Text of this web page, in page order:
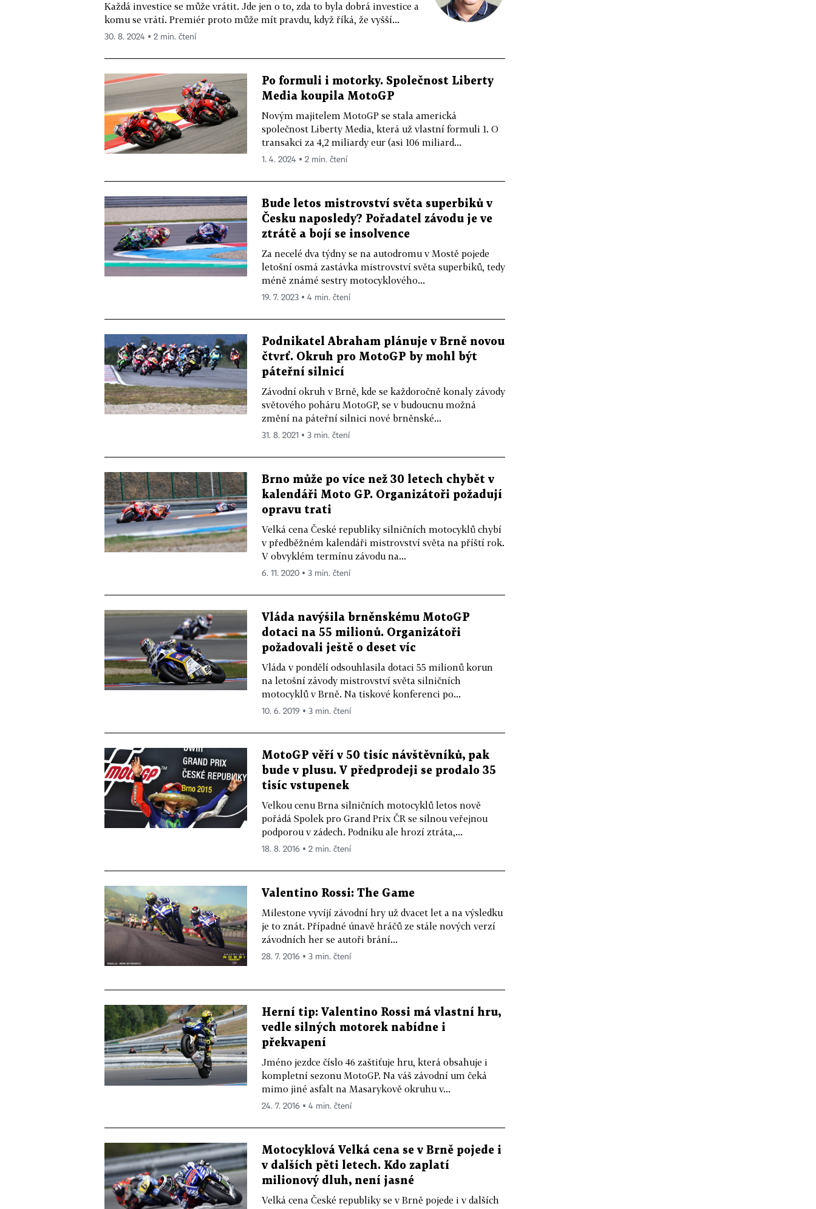
Každá investice se může vrátit. Jde jen o to, zda to byla dobrá investice a
komu se vrátí. Premiér proto může mít pravdu, když říká, že vyšší...
30. 8. 2024 ▪ 2 min. čtení
Po formuli i motorky. Společnost Liberty
Media koupila MotoGP
Novým majitelem MotoGP se stala americká
společnost Liberty Media, která už vlastní formuli 1. O
transakci za 4,2 miliardy eur (asi 106 miliard...
1. 4. 2024 ▪ 2 min. čtení
Bude letos mistrovství světa superbiků v
Česku naposledy? Pořadatel závodu je ve
ztrátě a bojí se insolvence
Za necelé dva týdny se na autodromu v Mostě pojede
letošní osmá zastávka mistrovství světa superbiků, tedy
méně známé sestry motocyklového...
19. 7. 2023 ▪ 4 min. čtení
Podnikatel Abraham plánuje v Brně novou
čtvrť. Okruh pro MotoGP by mohl být
páteřní silnicí
Závodní okruh v Brně, kde se každoročně konaly závody
světového poháru MotoGP, se v budoucnu možná
změní na páteřní silnici nové brněnské...
31. 8. 2021 ▪ 3 min. čtení
Brno může po více než 30 letech chybět v
kalendáři Moto GP. Organizátoři požadují
opravu trati
Velká cena České republiky silničních motocyklů chybí
v předběžném kalendáři mistrovství světa na příští rok.
V obvyklém termínu závodu na...
6. 11. 2020 ▪ 3 min. čtení
Vláda navýšila brněnskému MotoGP
dotaci na 55 milionů. Organizátoři
požadovali ještě o deset víc
Vláda v pondělí odsouhlasila dotaci 55 milionů korun
na letošní závody mistrovství světa silničních
motocyklů v Brně. Na tiskové konferenci po...
10. 6. 2019 ▪ 3 min. čtení
MotoGP věří v 50 tisíc návštěvníků, pak
bude v plusu. V předprodeji se prodalo 35
tisíc vstupenek
Velkou cenu Brna silničních motocyklů letos nově
pořádá Spolek pro Grand Prix ČR se silnou veřejnou
podporou v zádech. Podniku ale hrozí ztráta,...
18. 8. 2016 ▪ 2 min. čtení
Valentino Rossi: The Game
Milestone vyvíjí závodní hry už dvacet let a na výsledku
je to znát. Případné únavě hráčů ze stále nových verzí
závodních her se autoři brání...
28. 7. 2016 ▪ 3 min. čtení
Herní tip: Valentino Rossi má vlastní hru,
vedle silných motorek nabídne i
překvapení
Jméno jezdce číslo 46 zaštiťuje hru, která obsahuje i
kompletní sezonu MotoGP. Na váš závodní um čeká
mimo jiné asfalt na Masarykově okruhu v...
24. 7. 2016 ▪ 4 min. čtení
Motocyklová Velká cena se v Brně pojede i
v dalších pěti letech. Kdo zaplatí
milionový dluh, není jasné
Velká cena České republiky se v Brně pojede i v dalších